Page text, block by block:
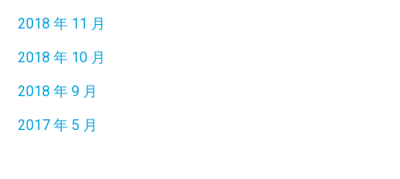
2018 年 11 月
2018 年 10 月
2018 年 9 月
2017 年 5 月